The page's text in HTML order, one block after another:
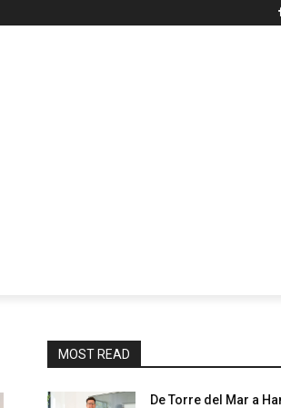
MOST READ
De Torre del Mar a